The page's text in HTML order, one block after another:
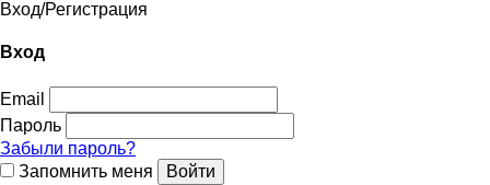
Вход/Регистрация
Вход
Email
Пароль
Забыли пароль?
Запомнить меня